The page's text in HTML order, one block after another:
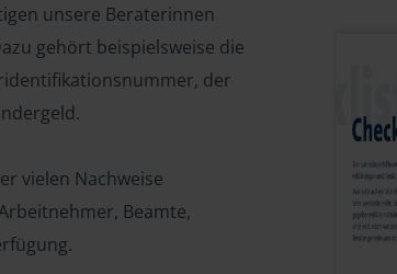
unsere Beraterinnen
gehört beispielsweise die
der
vielen Nachweise
Beamte,